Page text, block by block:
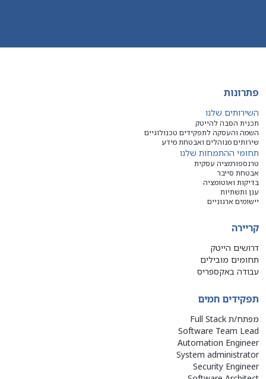
פתרונות
השירותים שלנו
תכנית הסבה להייטק
השמה והעסקה לתפקידים טכנולוגיים
שירותים מנוהלים ואבטחת מידע
תחומי ההתמחות שלנו
טרנספורמציה עסקית
אבטחת סייבר
בדיקות ואוטומציה
ענן ותשתיות
יישומים ארגוניים
קריירה
דרושים הייטק
תחומים מובילים
עבודה באקספריס
תפקידים חמים
מפתח/ת Full Stack
Software Team Lead
Automation Engineer
System administrator
Security Engineer